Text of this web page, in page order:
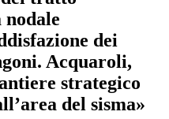
dei
Acquaroli,
strategico
del sisma»